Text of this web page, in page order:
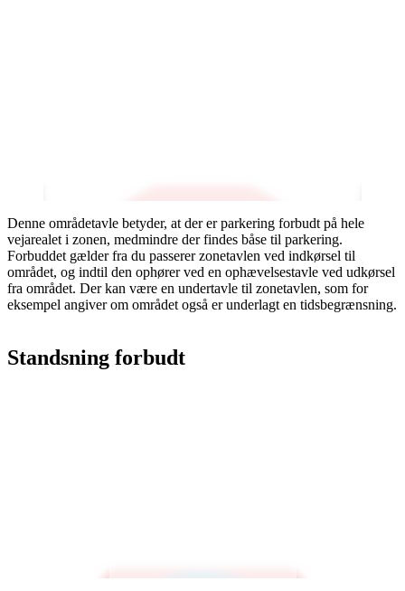
Denne områdetavle betyder, at der er parkering forbudt på hele
vejarealet i zonen, medmindre der findes båse til parkering.
Forbuddet gælder fra du passerer zonetavlen ved indkørsel til
området, og indtil den ophører ved en ophævelsestavle ved udkørsel
fra området. Der kan være en undertavle til zonetavlen, som for
eksempel angiver om området også er underlagt en tidsbegrænsning.
Standsning forbudt